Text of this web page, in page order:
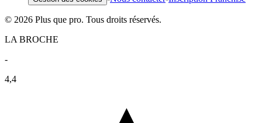
© 2026 Plus que pro. Tous droits réservés.
LA BROCHE
-
4,4